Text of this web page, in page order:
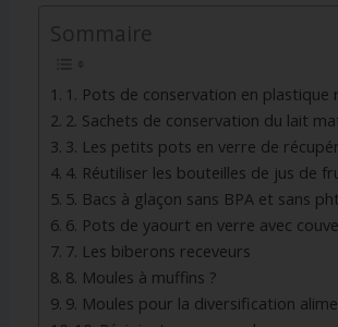
Sommaire
1. Pots de conservation en plastique
2. Sachets de conservation du lait
3. Les petits pots en verre de
4. Réutiliser les bouteilles de jus de
5. Bacs à glaçon sans BPA et sans
6. Pots de yaourt en verre avec
7. Les biberons receveurs
8. Moules à muffins ?
9. Moules pour la diversification